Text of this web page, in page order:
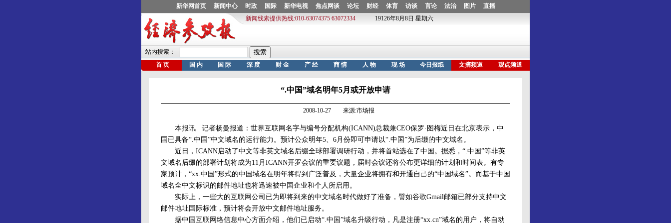
“.中国”域名明年5月或开放申请
2008-10-27 来源:市场报
本报讯 记者杨曼报道：世界互联网名字与编号分配机构(ICANN)总裁兼CEO保罗·图梅近日在北京表示，中
国已具备“.中国”中文域名的运行能力。预计公众明年5、6月份即可申请以“.中国”为后缀的中文域名。
近日，ICANN启动了中文等非英文域名后缀全球部署调研行动，并将首站选在了中国。据悉，“.中国”等非英
文域名后缀的部署计划将成为11月ICANN开罗会议的重要议题，届时会议还将公布更详细的计划和时间表。有专
家预计，“xx.中国”形式的中国域名在明年将得到广泛普及，大量企业将拥有和开通自己的“中国域名”。而基于中国
域名全中文标识的邮件地址也将迅速被中国企业和个人所启用。
实际上，一些大的互联网公司已为即将到来的中文域名时代做好了准备，譬如谷歌Gmail邮箱已部分支持中文
邮件地址国际标准，预计将会开放中文邮件地址服务。
据中国互联网络信息中心方面介绍，他们已启动“.中国”域名升级行动，凡是注册“xx.cn”域名的用户，将自动